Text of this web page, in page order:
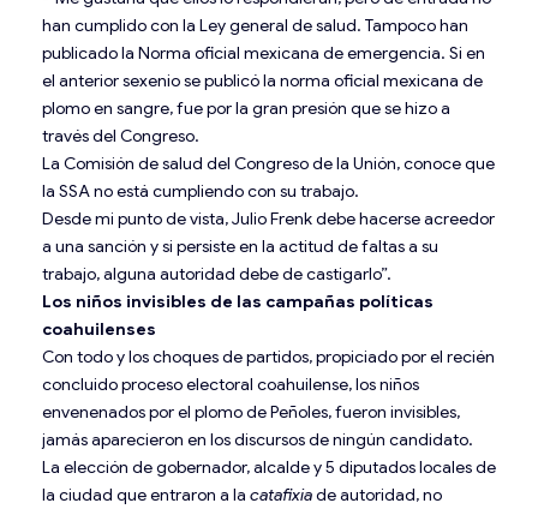
han cumplido con la Ley general de salud. Tampoco han
publicado la Norma oficial mexicana de emergencia. Si en
el anterior sexenio se publicó la norma oficial mexicana de
plomo en sangre, fue por la gran presión que se hizo a
través del Congreso.
La Comisión de salud del Congreso de la Unión, conoce que
la SSA no está cumpliendo con su trabajo.
Desde mi punto de vista, Julio Frenk debe hacerse acreedor
a una sanción y si persiste en la actitud de faltas a su
trabajo, alguna autoridad debe de castigarlo”.
Los niños invisibles de las campañas políticas
coahuilenses
Con todo y los choques de partidos, propiciado por el recién
concluido proceso electoral coahuilense, los niños
envenenados por el plomo de Peñoles, fueron invisibles,
jamás aparecieron en los discursos de ningún candidato.
La elección de gobernador, alcalde y 5 diputados locales de
la ciudad que entraron a la catafixiade autoridad, no